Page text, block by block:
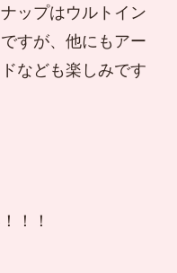
ップはウルトイン
すが、他にもアー
なども楽しみです
！！